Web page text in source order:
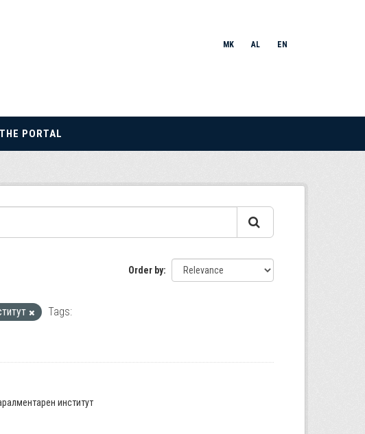
MK AL EN
PORTAL
Order by
Tags:
институт